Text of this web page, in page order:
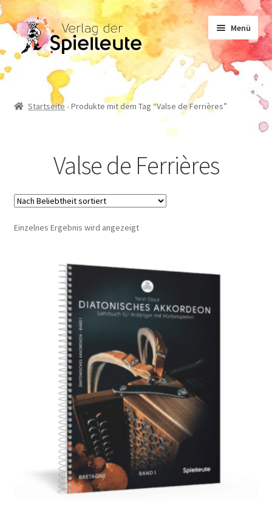
Zur
Navigation
springen
Zum
Inhalt
springen
Menü
Noten
Sachliteratur
Geschichten
Startseite -Produkte mit dem Tag “Valse de Ferrières”
Valse de Ferrières
Einzelnes Ergebnis wird angezeigt